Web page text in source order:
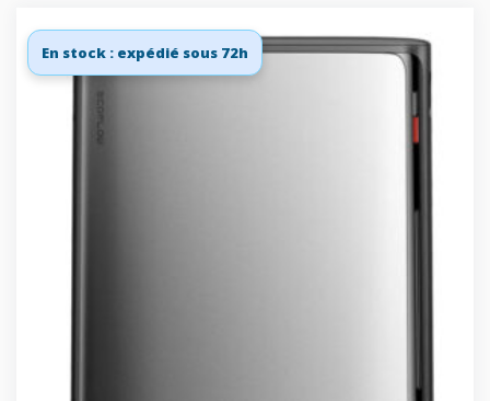
En stock : expédié sous 72h